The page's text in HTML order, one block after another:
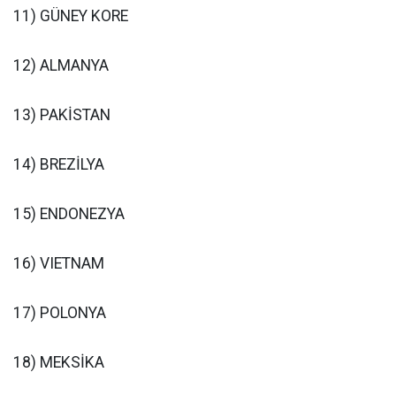
11) GÜNEY KORE
12) ALMANYA
13) PAKİSTAN
14) BREZİLYA
15) ENDONEZYA
16) VIETNAM
17) POLONYA
18) MEKSİKA